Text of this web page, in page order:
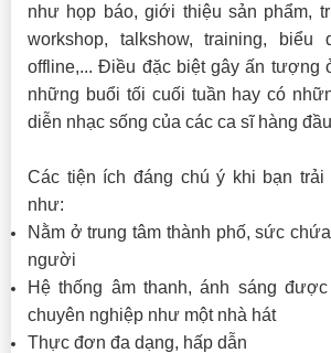
như họp báo, giới thiệu sản phẩm,
workshop, talkshow, training,
offline,... Điều đặc biệt gây ấn tượng
những buổi tối cuối tuần hay có
diễn nhạc sống của các ca sĩ hàng
Các tiện ích đáng chú ý khi bạn trải
như:
Nằm ở trung tâm thành phố, sức
người
Hệ thống âm thanh, ánh sáng
chuyên nghiệp như một nhà hát
Thực đơn đa dạng, hấp dẫn